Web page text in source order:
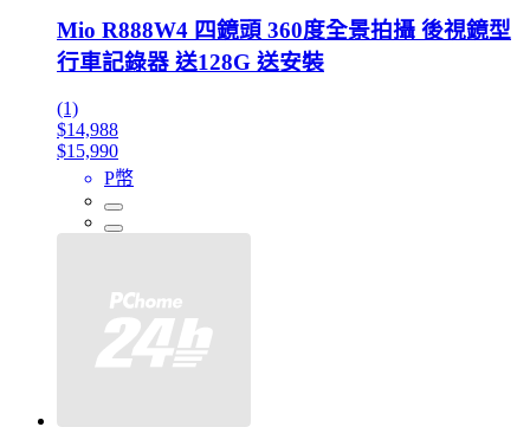
Mio R888W4 四鏡頭 360度全景拍攝 後視鏡型
行車記錄器 送128G 送安裝
(1)
$14,988
$15,990
P幣